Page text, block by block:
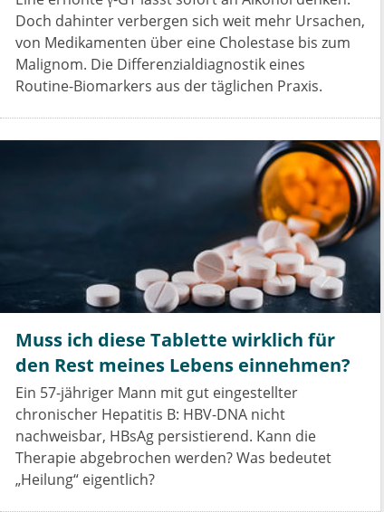
Doch dahinter verbergen sich weit mehr Ursachen,
von Medikamenten über eine Cholestase bis zum
Malignom. Die Differenzialdiagnostik eines
Routine-Biomarkers aus der täglichen Praxis.
Muss ich diese Tablette wirklich für
den Rest meines Lebens einnehmen?
Ein 57-jähriger Mann mit gut eingestellter
chronischer Hepatitis B: HBV-DNA nicht
nachweisbar, HBsAg persistierend. Kann die
Therapie abgebrochen werden? Was bedeutet
„Heilung“ eigentlich?